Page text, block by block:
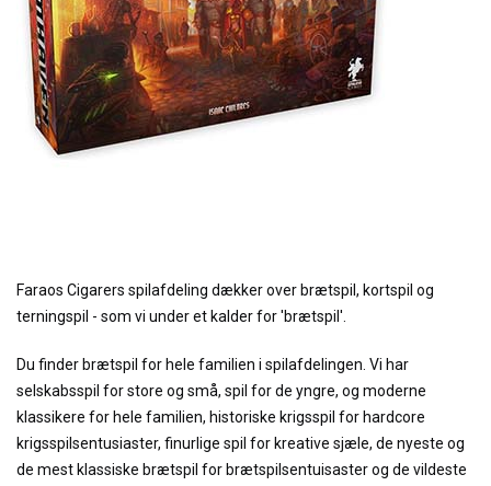
Faraos Cigarers spilafdeling dækker over brætspil, kortspil og
terningspil - som vi under et kalder for 'brætspil'.
Du finder brætspil for hele familien i spilafdelingen. Vi har
selskabsspil for store og små, spil for de yngre, og moderne
klassikere for hele familien, historiske krigsspil for hardcore
krigsspilsentusiaster, finurlige spil for kreative sjæle, de nyeste og
de mest klassiske brætspil for brætspilsentuisaster og de vildeste